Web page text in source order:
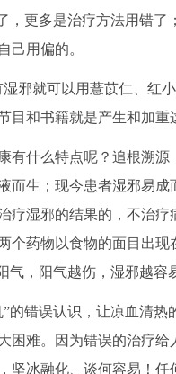
，更多是治疗方法用错
己用偏的。
邪就可以用薏苡仁、红
目和书籍就是产生和加重
什么特点呢？追根溯源
而生；现今患者湿邪易
疗湿邪的结果的，不治
个药物以食物的面目出
气，阳气越伤，湿邪越
错误认识，让凉血清
困难。因为错误的治疗
坚冰融化、谈何容易！